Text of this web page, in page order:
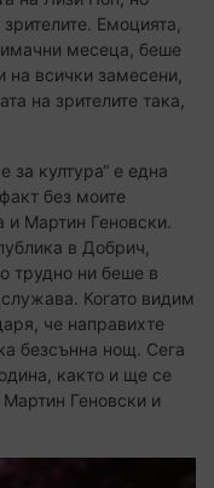
Емоцията,
месеца, беше
всички замесени,
на зрителите така,
за култура“ е една
без моите
и Мартин Геновски.
в Добрич,
трудно ни беше в
Когато видим
че направихте
безсънна нощ. Сега
както и ще се
Геновски и